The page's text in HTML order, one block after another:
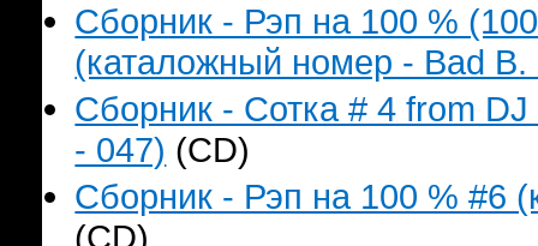
Сборник - Рэп на 100 %
(каталожный номер - Bad B.
Сборник - Сотка # 4 from
- 047) (CD)
Сборник - Рэп на 100 % #6
(CD)